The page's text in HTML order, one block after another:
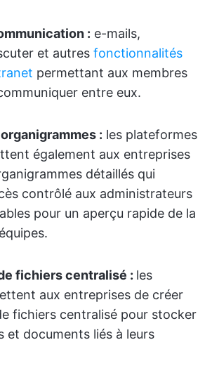
: e-mails,
et autres fonctionnalités
permettant aux membres
entre eux.
: les plateformes
également aux entreprises
détaillés qui
contrôlé aux administrateurs
pour un aperçu rapide de la
fichiers centralisé : les
aux entreprises de créer
fichiers centralisé pour stocker
et documents liés à leurs